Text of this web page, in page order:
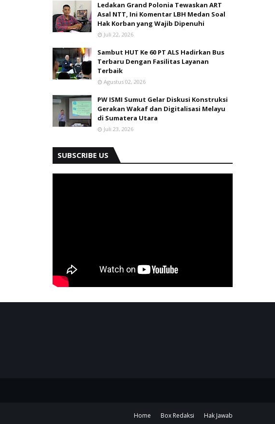
Ledakan Grand Polonia Tewaskan ART
Asal NTT, Ini Komentar LBH Medan Soal
Hak Korban yang Wajib Dipenuhi
Juli 22, 2026
Sambut HUT Ke 60 PT ALS Hadirkan Bus
Terbaru Dengan Fasilitas Layanan
Terbaik
Agustus 02, 2026
PW ISMI Sumut Gelar Diskusi Konstruksi
Gerakan Wakaf dan Digitalisasi Melayu
di Sumatera Utara
Juli 23, 2026
SUBSCRIBE US
Home Box Redaksi Hak Jawab